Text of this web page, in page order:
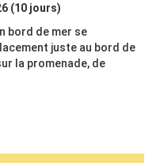
(10 jours)
bord de mer se
juste au bord de
la promenade, de